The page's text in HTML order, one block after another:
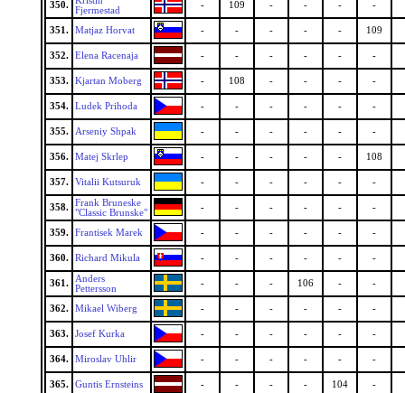
350.
Fjermestad
- 109 - - - -
351. Matjaz Horvat - - - - - 109
352. Elena Racenaja - - - - - -
353. Kjartan Moberg - 108 - - - -
354. Ludek Prihoda - - - - - -
355. Arseniy Shpak - - - - - -
356. Matej Skrlep - - - - - 108
357. Vitalii Kutsuruk - - - - - -
358.
Frank Bruneske
"Classic Brunske"
- - - - - -
359. Frantisek Marek - - - - - -
360. Richard Mikula - - - - - -
361.
Anders
Pettersson
- - - 106 - -
362. Mikael Wiberg - - - - - -
363. Josef Kurka - - - - - -
364. Miroslav Uhlir - - - - - -
365. Guntis Ernsteins - - - - 104 -